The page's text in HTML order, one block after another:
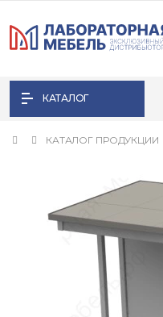
КАТАЛОГ
КАТАЛОГ ПРОДУКЦИИ